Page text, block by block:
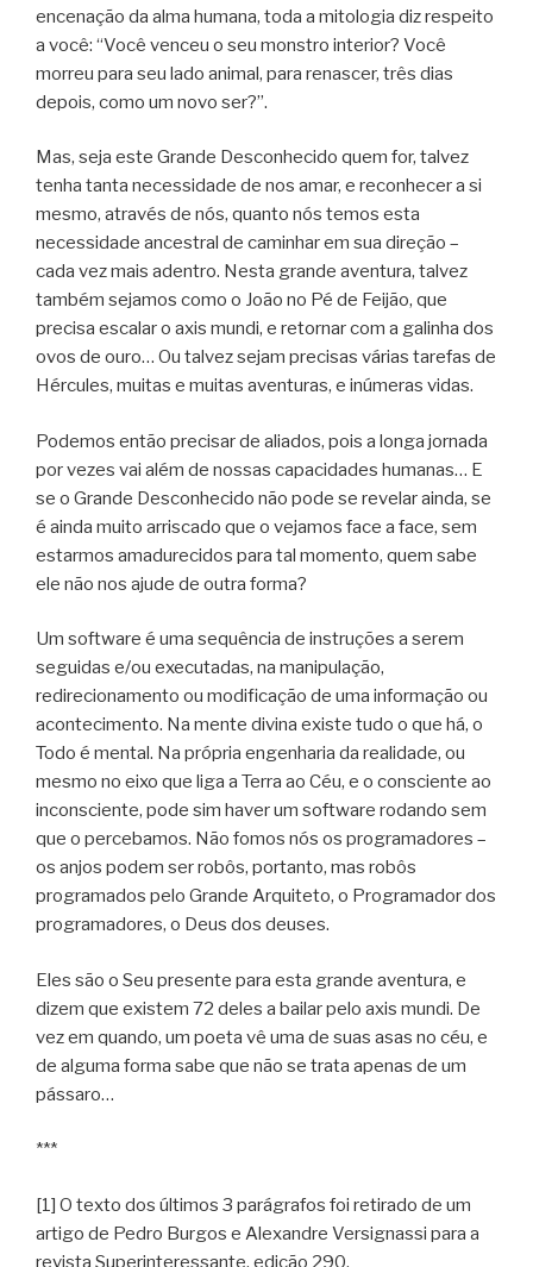
encenação da alma humana, toda a mitologia diz respeito
a você: “Você venceu o seu monstro interior? Você
morreu para seu lado animal, para renascer, três dias
depois, como um novo ser?”.
Mas, seja este Grande Desconhecido quem for, talvez
tenha tanta necessidade de nos amar, e reconhecer a si
mesmo, através de nós, quanto nós temos esta
necessidade ancestral de caminhar em sua direção –
cada vez mais adentro. Nesta grande aventura, talvez
também sejamos como o João no Pé de Feijão, que
precisa escalar o axis mundi, e retornar com a galinha dos
ovos de ouro… Ou talvez sejam precisas várias tarefas de
Hércules, muitas e muitas aventuras, e inúmeras vidas.
Podemos então precisar de aliados, pois a longa jornada
por vezes vai além de nossas capacidades humanas… E
se o Grande Desconhecido não pode se revelar ainda, se
é ainda muito arriscado que o vejamos face a face, sem
estarmos amadurecidos para tal momento, quem sabe
ele não nos ajude de outra forma?
Um software é uma sequência de instruções a serem
seguidas e/ou executadas, na manipulação,
redirecionamento ou modificação de uma informação ou
acontecimento. Na mente divina existe tudo o que há, o
Todo é mental. Na própria engenharia da realidade, ou
mesmo no eixo que liga a Terra ao Céu, e o consciente ao
inconsciente, pode sim haver um software rodando sem
que o percebamos. Não fomos nós os programadores –
os anjos podem ser robôs, portanto, mas robôs
programados pelo Grande Arquiteto, o Programador dos
programadores, o Deus dos deuses.
Eles são o Seu presente para esta grande aventura, e
dizem que existem 72 deles a bailar pelo axis mundi. De
vez em quando, um poeta vê uma de suas asas no céu, e
de alguma forma sabe que não se trata apenas de um
pássaro…
***
[1] O texto dos últimos 3 parágrafos foi retirado de um
artigo de Pedro Burgos e Alexandre Versignassi para a
revista Superinteressante, edição 290.